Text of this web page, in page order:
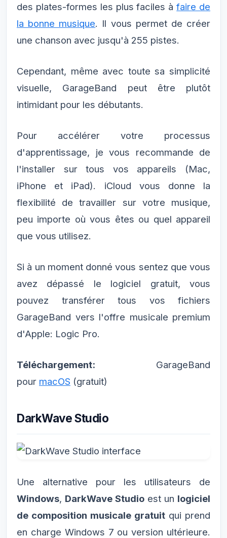
des plates-formes les plus faciles àfaire de
la bonne musique. Il vous permet de créer
une chanson avec jusqu'à 255 pistes.
Cependant, même avec toute sa simplicité
visuelle, GarageBand peut être plutôt
intimidant pour les débutants.
Pour accélérer votre processus
d'apprentissage, je vous recommande de
l'installer sur tous vos appareils (Mac,
iPhone et iPad). iCloud vous donne la
flexibilité de travailler sur votre musique,
peu importe où vous êtes ou quel appareil
que vous utilisez.
Si à un moment donné vous sentez que vous
avez dépassé le logiciel gratuit, vous
pouvez transférer tous vos fichiers
GarageBand vers l'offre musicale premium
d'Apple: Logic Pro.
Téléchargement: GarageBand
pour macOS (gratuit)
DarkWave Studio
Une alternative pour les utilisateurs de
Windows, DarkWave Studio est un logiciel
de composition musicale gratuit qui prend
en charge Windows 7 ou version ultérieure.